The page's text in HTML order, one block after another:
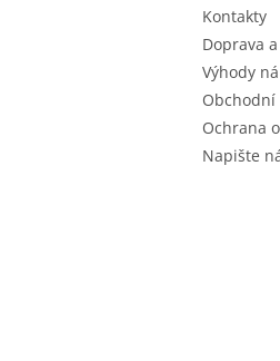
Kontakty
Doprava
Výhody
Ochrana
Napište